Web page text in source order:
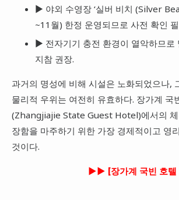
▶ 야외 수영장 ‘실버 비치 (Silver
~11월) 한정 운영되므로 사전 확인
▶ 전자기기 충전 환경이 열악하므로
지참 권장.
과거의 명성에 비해 시설은 노화되었으나,
물리적 우위는 여전히 유효하다. 장가계 국
(Zhangjiajie State Guest Hotel)에서의 체
장함을 마주하기 위한 가장 경제적이고 영
것이다.
►► [장가계 국빈 호텔